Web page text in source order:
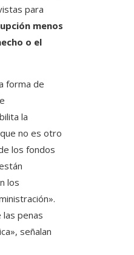
para
menos
o el
forma de
la
no es otro
los fondos
los
las penas
señalan